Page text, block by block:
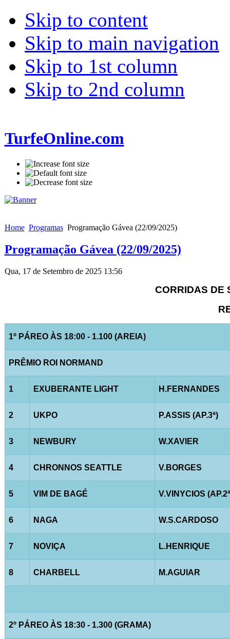
Skip to content
Skip to main navigation
Skip to 1st column
Skip to 2nd column
TurfeOnline.com
Home Programas Programação Gávea (22/09/2025)
Programação Gávea (22/09/2025)
Qua, 17 de Setembro de 2025 13:56
CORRIDAS DE
1º PÁREO ÀS 18:00 - 1.100 (AREIA)
PRÊMIO ROI NORMAND
1 EXUBERANTE LIGHT H.FERNANDES
2 UKPO P.ASSIS (AP.3ª)
3 NEWBURY W.XAVIER
4 CHRONNOS SEATTLE V.BORGES
5 VIM DE BAGÉ V.VINYCIOS
6 NAGA W.S.CARDOSO
7 NOVIÇA L.HENRIQUE
8 CHARBELL M.AGUIAR
2º PÁREO ÀS 18:30 - 1.300 (GRAMA)